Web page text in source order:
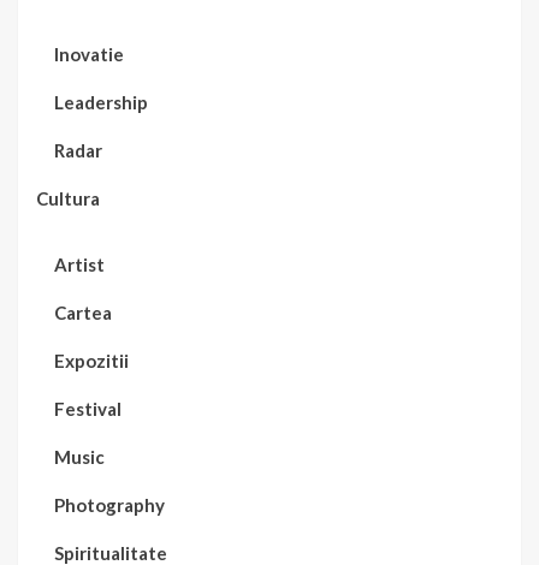
Inovatie
Leadership
Radar
Cultura
Artist
Cartea
Expozitii
Festival
Music
Photography
Spiritualitate